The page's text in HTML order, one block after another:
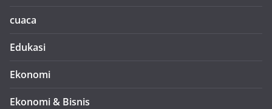
cuaca
Edukasi
Ekonomi
Ekonomi & Bisnis